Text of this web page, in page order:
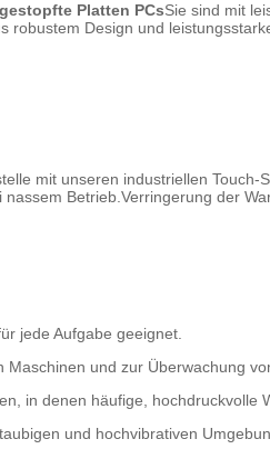
Platten PCsSie sind mit
robustem Design und
mit unseren industriellen Touch-
Betrieb.Verringerung der
jede Aufgabe geeignet.
Maschinen und zur Überwachung
in denen häufige, hochdruckvolle
und hochvibrativen